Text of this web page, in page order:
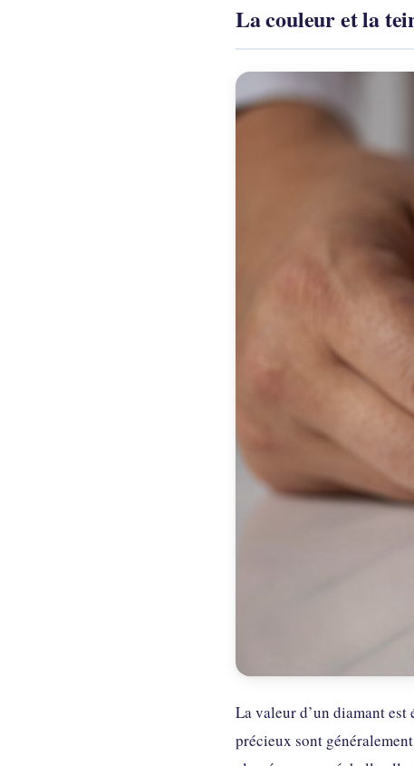
La couleur et la
La valeur d’un diamant
précieux sont